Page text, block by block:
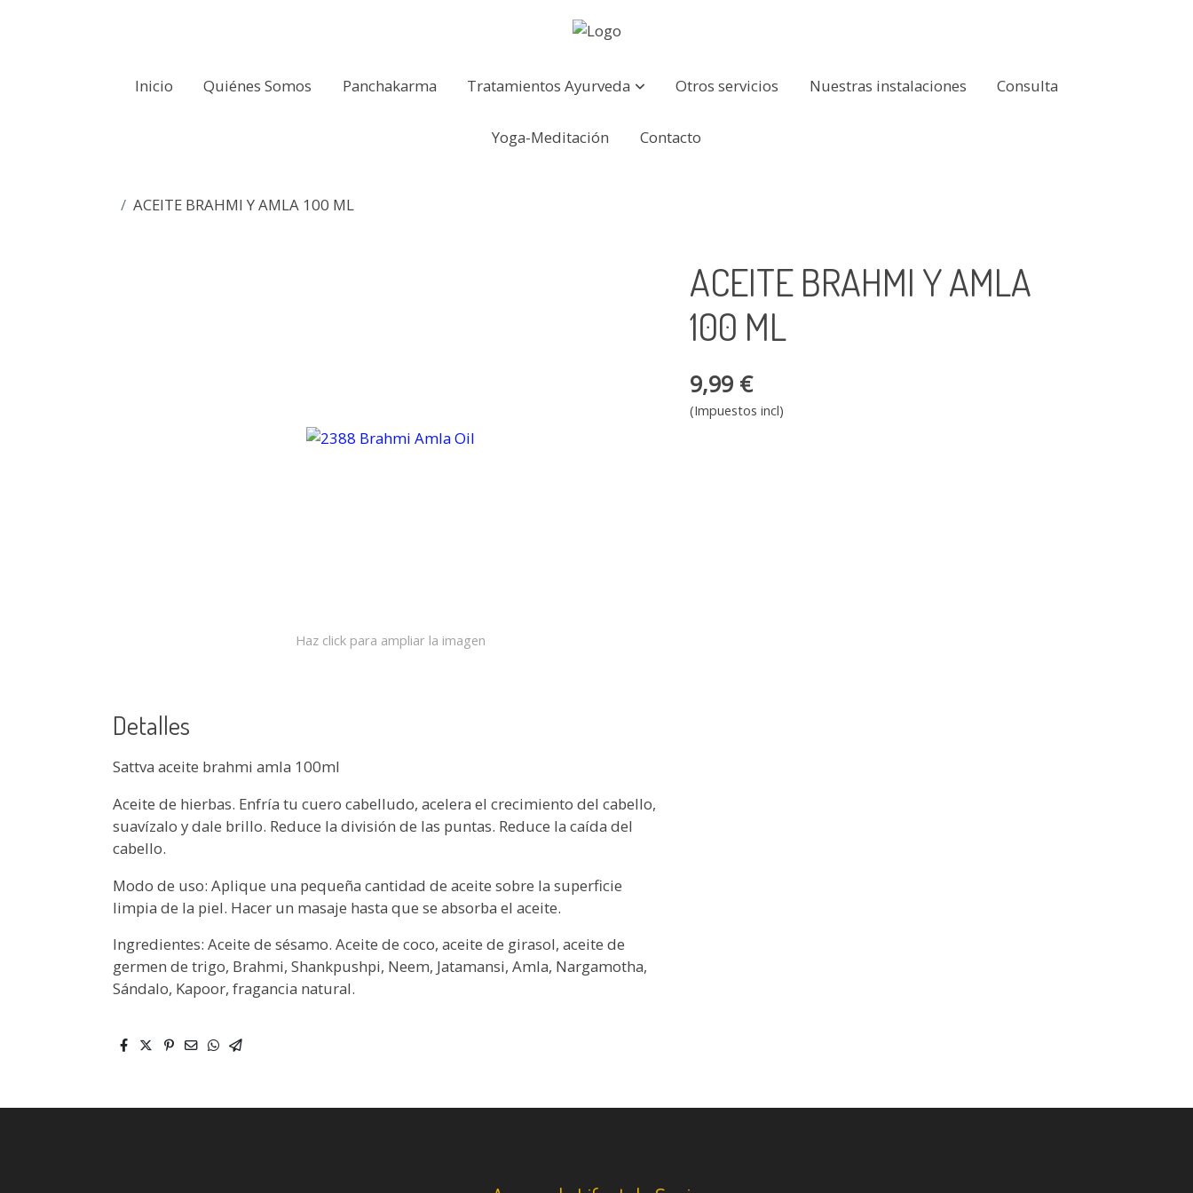
Inicio Quiénes Somos Panchakarma Tratamientos Ayurveda Otros servicios Nuestras instalaciones Consulta
Yoga-Meditación Contacto
ACEITE BRAHMI Y AMLA 100 ML
Haz click para ampliar la imagen
Detalles
Sattva aceite brahmi amla 100ml
Aceite de hierbas. Enfría tu cuero cabelludo, acelera el crecimiento del cabello,
suavízalo y dale brillo. Reduce la división de las puntas. Reduce la caída del
cabello.
Modo de uso: Aplique una pequeña cantidad de aceite sobre la superficie
limpia de la piel. Hacer un masaje hasta que se absorba el aceite.
Ingredientes: Aceite de sésamo. Aceite de coco, aceite de girasol, aceite de
germen de trigo, Brahmi, Shankpushpi, Neem, Jatamansi, Amla, Nargamotha,
Sándalo, Kapoor, fragancia natural.
ACEITE BRAHMI Y AMLA
100 ML
9,99 €
(Impuestos incl)